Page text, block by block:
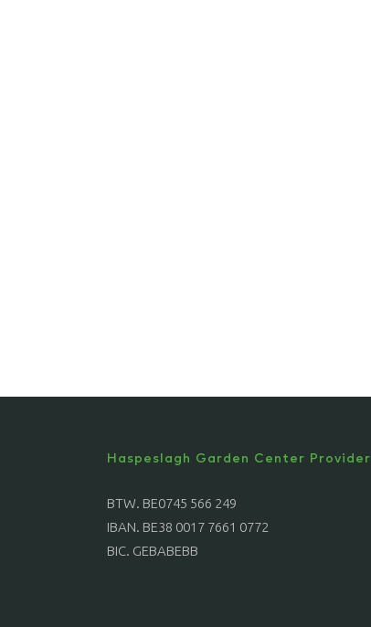
Haspeslagh Garden Center Provider
BTW. BE0745 566 249
IBAN. BE38 0017 7661 0772
BIC. GEBABEBB